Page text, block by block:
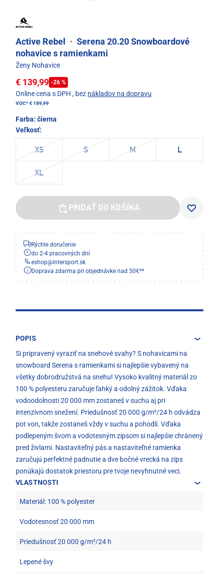
Active Rebel · Serena 20.20 Snowboardové
nohavice s ramienkami
Ženy Nohavice
€ 139,99 -26 %
Online cena s DPH , bez nákladov na dopravu
VOC*€ 189,99
Farba: čierna
Veľkosť:
XS S M L
XL
PRIDAŤ DO KOŠÍKA
Rýchle doručenie
do 2-4 pracovných dní
eshop@intersport.sk
Doprava zdarma pri objednávke nad 50€**
POPIS
Si pripravený vyraziť na snehové svahy? S nohavicami na
snowboard Serena s ramienkami si najlepšie vybavený na
všetky dobrodružstvá na snehu! Vysoko kvalitný materiál zo
100 % polyesteru zaručuje ľahký a odolný zážitok. Vďaka
vodoodolnosti 20 000 mm zostaneš v suchu aj pri
intenzívnom snežení. Priedušnosť 20 000 g/m²/24 h odvádza
pot von, takže zostaneš vždy v suchu a pohodlí. Vďaka
podlepeným švom a vodotesným zipsom si najlepšie chránený
pred živlami. Nastaviteľný pás a nastaviteľné ramienka
zaručujú perfektné padnutie a dve bočné vrecká na zips
ponúkajú dostatok priestoru pre tvoje nevyhnutné veci.
VLASTNOSTI
Materiál: 100 % polyester
Vodotesnosť 20 000 mm
Priedušnosť 20 000 g/m²/24 h
Lepené švy